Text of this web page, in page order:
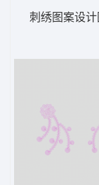
刺绣图案设